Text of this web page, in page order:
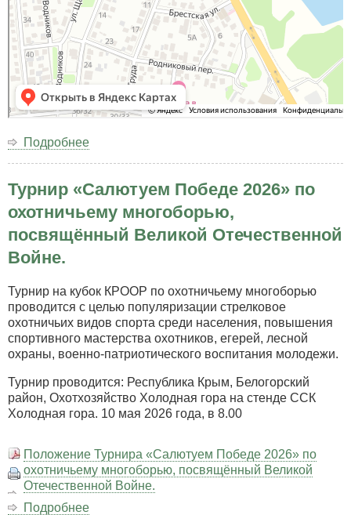
Подробнее
Республика
г.
Симферополь
Турнир «Салютуем Победе 2026» по
охотничьему многоборью,
посвящённый Великой Отечественной
Войне.
Турнир на кубок КРООР по охотничьему многоборью
проводится с целью популяризации стрелковое
охотничьих видов спорта среди населения, повышения
спортивного мастерства охотников, егерей, лесной
охраны, военно-патриотического воспитания молодежи.
Турнир проводится: Республика Крым, Белогорский
район, Охотхозяйство Холодная гора на стенде ССК
Холодная гора. 10 мая 2026 года, в 8.00
Положение Турнира «Салютуем Победе 2026» по
охотничьему многоборью, посвящённый Великой
Отечественной Войне.
Подробнее